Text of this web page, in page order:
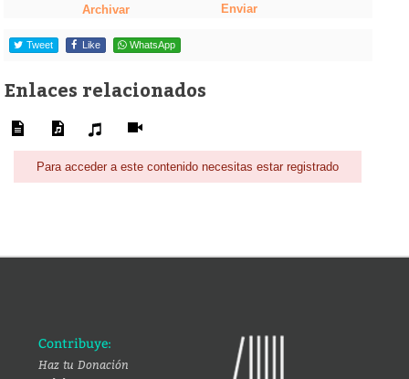
Archivar Enviar
Tweet Like WhatsApp
Enlaces relacionados
Para acceder a este contenido necesitas estar registrado
Contribuye:
Haz tu Donación